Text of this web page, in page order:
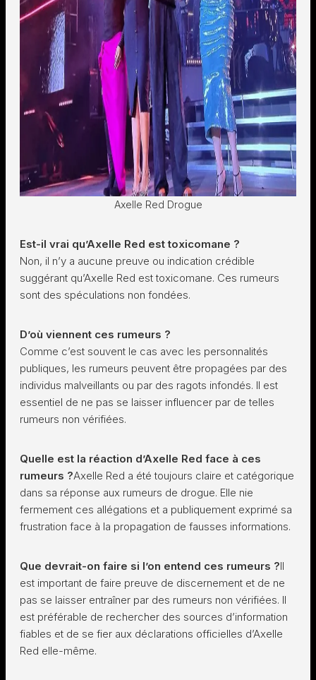
Axelle Red Drogue
Est-il vrai qu’Axelle Red est toxicomane ?
Non, il n’y a aucune preuve ou indication crédible
suggérant qu’Axelle Red est toxicomane. Ces rumeurs
sont des spéculations non fondées.
D’où viennent ces rumeurs ?
Comme c’est souvent le cas avec les personnalités
publiques, les rumeurs peuvent être propagées par des
individus malveillants ou par des ragots infondés. Il est
essentiel de ne pas se laisser influencer par de telles
rumeurs non vérifiées.
Quelle est la réaction d’Axelle Red face à ces
rumeurs ?Axelle Red a été toujours claire et catégorique
dans sa réponse aux rumeurs de drogue. Elle nie
fermement ces allégations et a publiquement exprimé sa
frustration face à la propagation de fausses informations.
Que devrait-on faire si l’on entend ces rumeurs ?Il
est important de faire preuve de discernement et de ne
pas se laisser entraîner par des rumeurs non vérifiées. Il
est préférable de rechercher des sources d’information
fiables et de se fier aux déclarations officielles d’Axelle
Red elle-même.